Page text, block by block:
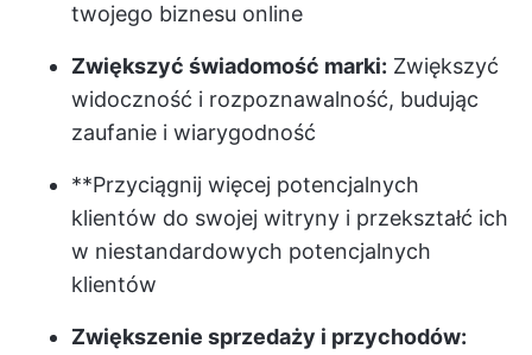
twojego biznesu online
Zwiększyć świadomość marki: Zwiększyć
widoczność i rozpoznawalność, budując
zaufanie i wiarygodność
**Przyciągnij więcej potencjalnych
klientów do swojej witryny i przekształć ich
w niestandardowych potencjalnych
klientów
Zwiększenie sprzedaży i przychodów: